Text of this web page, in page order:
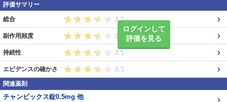
評価サマリー
ログインして
評価を見る
総合
副作用頻度
持続性
エビデンスの確かさ
関連薬剤
チャンピックス錠0.5mg 他